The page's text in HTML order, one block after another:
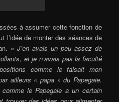
à assumer cette fonction de
l’idée de monter des séances de
« J’en avais un peu assez de
et je n’avais pas la faculté
comme le faisait mon
ailleurs « papa » du Papegaie.
le Papegaie a un certain